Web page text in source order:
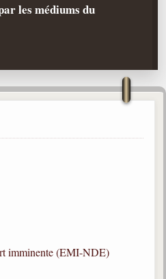
les médiums du
imminente (EMI-NDE)